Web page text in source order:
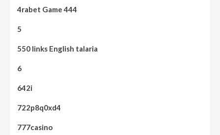
4rabet Game 444
5
550 links English talaria
6
642i
722p8q0xd4
777casino